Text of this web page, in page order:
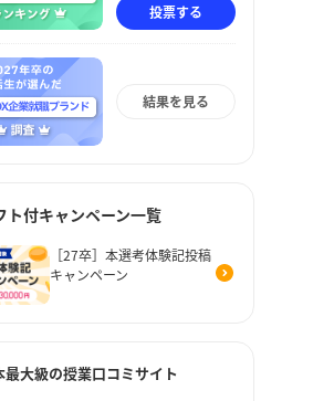
投票する
結果を見る
ト付キャンペーン一覧
［27卒］本選考体験記投稿
キャンペーン
最大級の授業口コミサイト